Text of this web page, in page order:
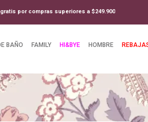
por compras superiores a $249.900
BAÑO FAMILY HI&BYE HOMBRE